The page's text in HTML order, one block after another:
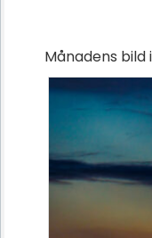
Månadens bild i